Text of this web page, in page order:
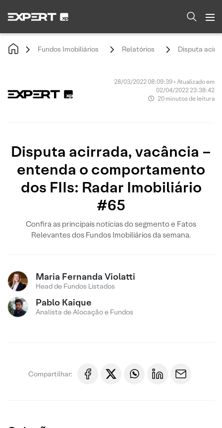
Fundos Imobiliários Relatórios Disputa
28/03/2022 08:09:39 • Atualizado em
02/04/2022 23:38:42
20 minutos de leitura
Disputa acirrada, vacância –
entenda o comportamento
dos FIIs: Radar Imobiliário
#65
Confira as principais notícias do segmento e Fatos
Relevantes dos Fundos Imobiliários da semana.
Maria Fernanda Violatti
Head de Fundos Listados
Pablo Kaique
Analista de Alocação e Fundos
Compartilhar: